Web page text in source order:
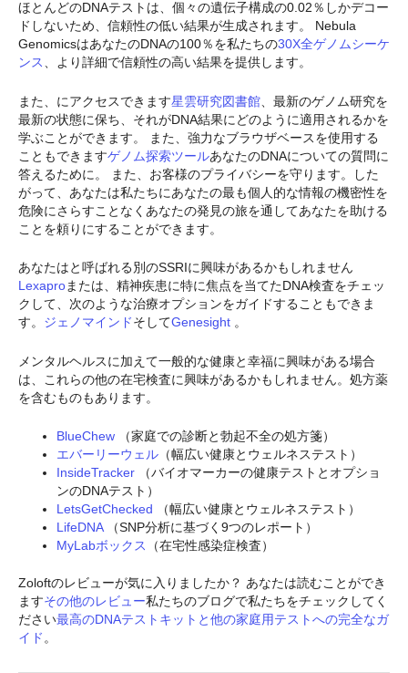
ほとんどのDNAテストは、個々の遺伝子構成の0.02％しかデコー
ドしないため、信頼性の低い結果が生成されます。 Nebula
GenomicsはあなたのDNAの100％を私たちの30X全ゲノムシーケ
ンス、より詳細で信頼性の高い結果を提供します。
また、にアクセスできます星雲研究図書館 、最新のゲノム研究を
最新の状態に保ち、それがDNA結果にどのように適用されるかを
学ぶことができます。 また、強力なブラウザベースを使用する
こともできますゲノム探索ツールあなたのDNAについての質問に
答えるために。 また、お客様のプライバシーを守ります。した
がって、あなたは私たちにあなたの最も個人的な情報の機密性を
危険にさらすことなくあなたの発見の旅を通してあなたを助ける
ことを頼りにすることができます。
あなたはと呼ばれる別のSSRIに興味があるかもしれません
Lexaproまたは、精神疾患に特に焦点を当てたDNA検査をチェッ
クして、次のような治療オプションをガイドすることもできま
す。 ジェノマインドそしてGenesight 。
メンタルヘルスに加えて一般的な健康と幸福に興味がある場合
は、これらの他の在宅検査に興味があるかもしれません。処方薬
を含むものもあります。
BlueChew （家庭での診断と勃起不全の処方箋）
エバーリーウェル （幅広い健康とウェルネステスト）
InsideTracker （バイオマーカーの健康テストとオプショ
ンのDNAテスト）
LetsGetChecked （幅広い健康とウェルネステスト）
LifeDNA（SNP分析に基づく9つのレポート）
MyLabボックス
（在宅性感染症検査）
Zoloftのレビューが気に入りましたか？ あなたは読むことができ
ますその他のレビュー私たちのブログで私たちをチェックしてく
ださい最高のDNAテストキットと他の家庭用テストへの完全なガ
イド 。